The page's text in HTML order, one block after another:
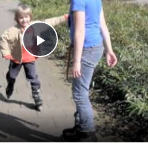
Play
Video